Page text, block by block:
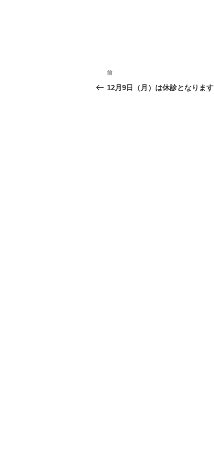
投
稿
前
の
前
12月9日（月）は休診となります